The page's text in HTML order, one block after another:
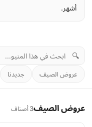
أشهر.
🔍
عروض الصيف جديدنا
عروض الصيف3 أصناف